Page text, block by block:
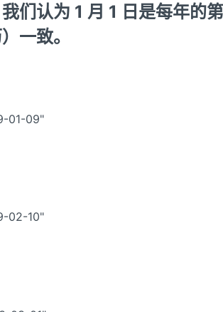
们认为 1 月 1 日是每年的
一致。
01-09"
02-10"